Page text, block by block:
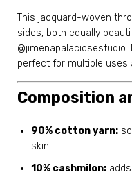
This jacquard-woven
sides, both equally
@jimenapalaciosestudio.
perfect for multiple uses
Composition
90% cotton yarn:
skin
10% cashmilon: